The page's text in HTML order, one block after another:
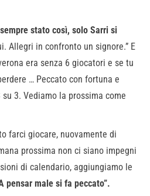
stato così, solo Sarri si
Allegri in confronto un signore.” E
era senza 6 giocatori e se tu
… Peccato con fortuna e
3. Vediamo la prossima come
farci giocare, nuovamente di
prossima non ci siano impegni
di calendario, aggiungiamo le
pensar male si fa peccato”.